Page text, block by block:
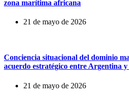
zona marítima africana
21 de mayo de 2026
Conciencia situacional del dominio
acuerdo estratégico entre Argentina
21 de mayo de 2026